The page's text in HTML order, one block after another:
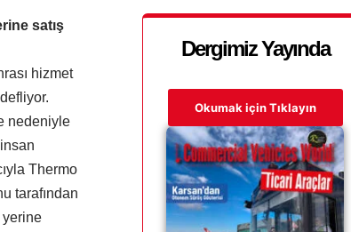
satış
hizmet
nedeniyle
Thermo
tarafından
yerine
Dergimiz Yayında
Okumak için Tıklayın